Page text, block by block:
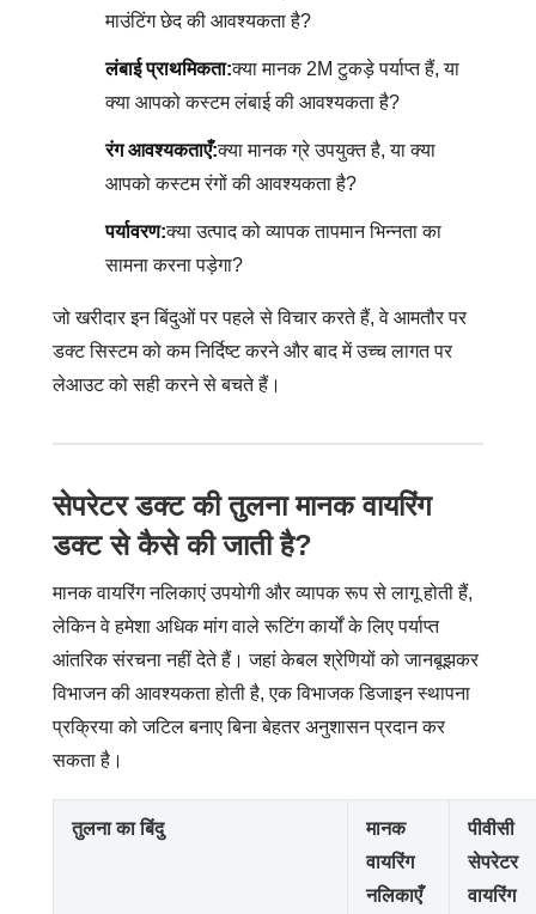
माउंटिंग छेद की आवश्यकता है?
लंबाई प्राथमिकता:क्या मानक 2M टुकड़े पर्याप्त हैं, या
क्या आपको कस्टम लंबाई की आवश्यकता है?
रंग आवश्यकताएँ:क्या मानक ग्रे उपयुक्त है, या क्या
आपको कस्टम रंगों की आवश्यकता है?
पर्यावरण:क्या उत्पाद को व्यापक तापमान भिन्नता का
सामना करना पड़ेगा?
जो खरीदार इन बिंदुओं पर पहले से विचार करते हैं, वे आमतौर पर
डक्ट सिस्टम को कम निर्दिष्ट करने और बाद में उच्च लागत पर
लेआउट को सही करने से बचते हैं।
सेपरेटर डक्ट की तुलना मानक वायरिंग
डक्ट से कैसे की जाती है?
मानक वायरिंग नलिकाएं उपयोगी और व्यापक रूप से लागू होती हैं,
लेकिन वे हमेशा अधिक मांग वाले रूटिंग कार्यों के लिए पर्याप्त
आंतरिक संरचना नहीं देते हैं। जहां केबल श्रेणियों को जानबूझकर
विभाजन की आवश्यकता होती है, एक विभाजक डिजाइन स्थापना
प्रक्रिया को जटिल बनाए बिना बेहतर अनुशासन प्रदान कर
सकता है।
तुलना का बिंदु
मानक
वायरिंग
नलिकाएँ
पीवीसी
सेपरेटर
वायरिंग